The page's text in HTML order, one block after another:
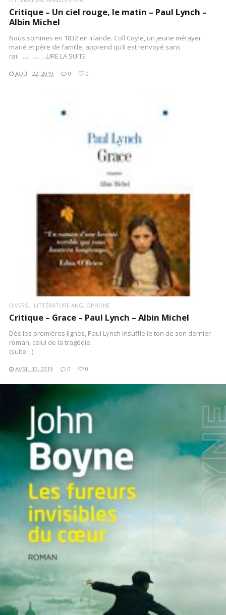
Critique – Un ciel rouge, le matin – Paul Lynch –
Albin Michel
Nous sommes en 1832 en Irlande. Coll Coyle, un jeune métayer
marié et père de famille, apprend qu’il est renvoyé sans
rai…………….LIRE LA SUITE
AOÛT 22, 2019 0 0
LIRE LA SUITE
DIVERS LITTÉRATURE ANGLOPHONE
Critique – Grace – Paul Lynch – Albin Michel
Dès les premières lignes, Paul Lynch insuffle le ton de son dernier
roman, celui de la tragédie.
(suite…)
AVRIL 13, 2019 0 0
LIRE LA SUITE